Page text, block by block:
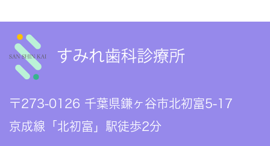
〒273-0126 千葉県鎌ヶ谷市北初富5-17
京成線「北初富」駅徒歩2分